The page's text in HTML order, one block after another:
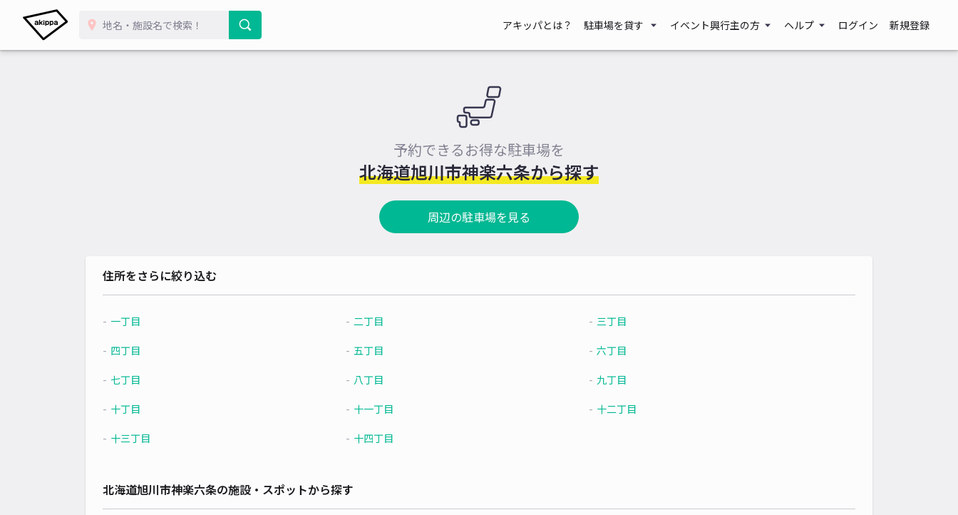
アキッパとは？ 駐車場を貸す イベント興行主の方 ヘルプ ログイン 新規登録
予約できるお得な駐車場を
北海道旭川市神楽六条から探す
周辺の駐車場を見る
住所をさらに絞り込む
一丁目 二丁目 三丁目
四丁目 五丁目 六丁目
七丁目 八丁目 九丁目
十丁目 十一丁目 十二丁目
十三丁目 十四丁目
北海道旭川市神楽六条の施設・スポットから探す